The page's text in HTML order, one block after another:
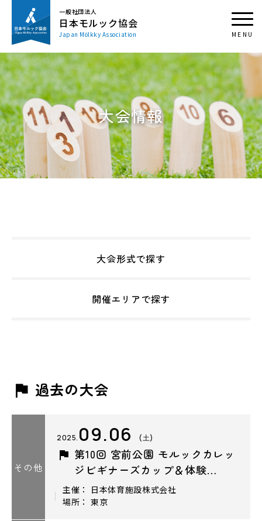
一般社団法人
日本モルック協会
Japan Mölkky Association
大会情報
大会形式で探す
開催エリアで探す
過去の大会
その他
2025. 09.06 (土)
第10回 宮前公園 モルックカレッ
ジビギナーズカップ＆体験…
主催： 日本体育施設株式会社
場所： 東京